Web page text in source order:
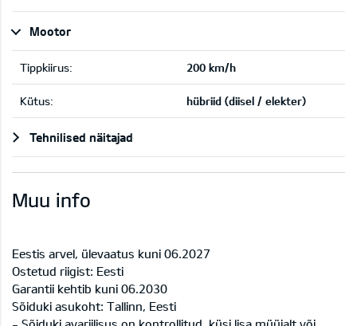
Mootor
Tippkiirus: 200 km/h
Kütus: hübriid (diisel / elekter)
Tehnilised näitajad
Muu info
Eestis arvel, ülevaatus kuni 06.2027
Ostetud riigist: Eesti
Garantii kehtib kuni 06.2030
Sõiduki asukoht: Tallinn, Eesti